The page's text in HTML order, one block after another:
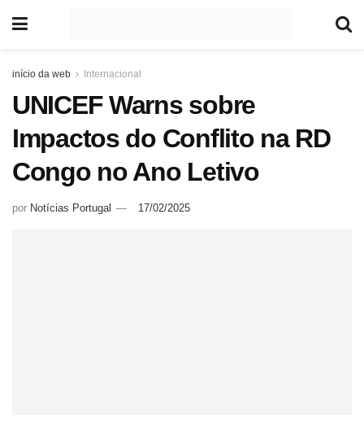
início da web Internacional
UNICEF Warns sobre
Impactos do Conflito na RD
Congo no Ano Letivo
por Notícias Portugal 17/02/2025